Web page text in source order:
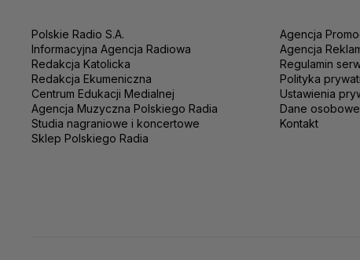
Polskie Radio S.A.
Informacyjna Agencja Radiowa
Redakcja Katolicka
Redakcja Ekumeniczna
Centrum Edukacji Medialnej
Agencja Muzyczna Polskiego Radia
Studia nagraniowe i koncertowe
Sklep Polskiego Radia
Agencja
Agencja
Regulamin
Polityka
Ustawienia
Dane osobowe
Kontakt